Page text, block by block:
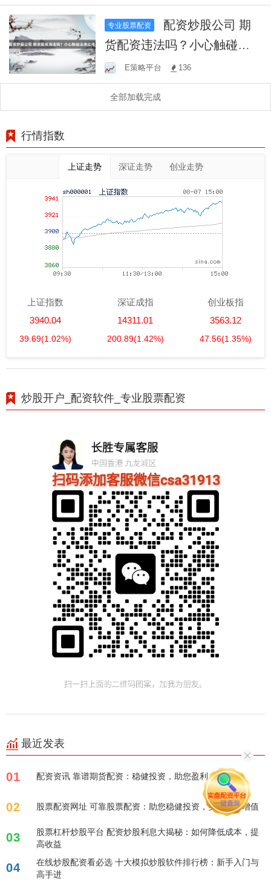
专业股票配资
货配资违法吗？小心触碰法
律红线！
E策略平台 136
全部加载完成
行情指数
上证走势 深证走势 创业走势
上证指数
3940.04
39.69(1.02%)
深证成指
14311.01
200.89(1.42%)
创业板指
3563.12
47.56(1.35%)
炒股开户_配资软件_专业股票配资
最近发表
01 配资资讯 靠谱期货配资：稳健投资，助您盈利！
02 股票配资网址 可靠股票配资：助您稳健投资，实现财富增值
03
股票杠杆炒股平台 配资炒股利息大揭秘：如何降低成本，提
高收益
04
在线炒股配资看必选 十大模拟炒股软件排行榜：新手入门与
高手进